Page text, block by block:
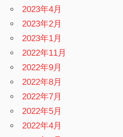
2023年4月
2023年2月
2023年1月
2022年11月
2022年9月
2022年8月
2022年7月
2022年5月
2022年4月